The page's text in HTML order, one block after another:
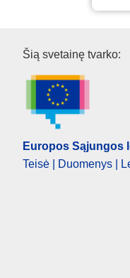
Europos
Šią svetainę tvarko:
Europos Sąjungos
Teisė | Duomenys |